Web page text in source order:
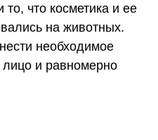
то, что косметика и ее
на животных.
необходимое
лицо и равномерно